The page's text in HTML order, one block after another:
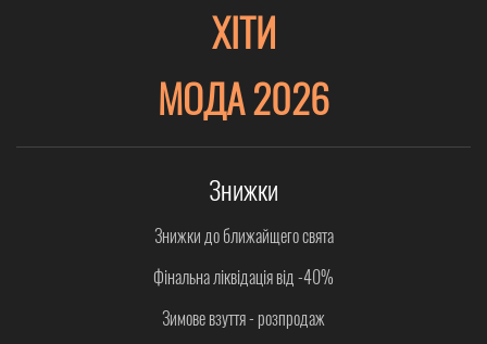
ХІТИ
МОДА 2026
Знижки
Знижки до ближайщего свята
Фінальна ліквідація від -40%
Зимове взуття - розпродаж